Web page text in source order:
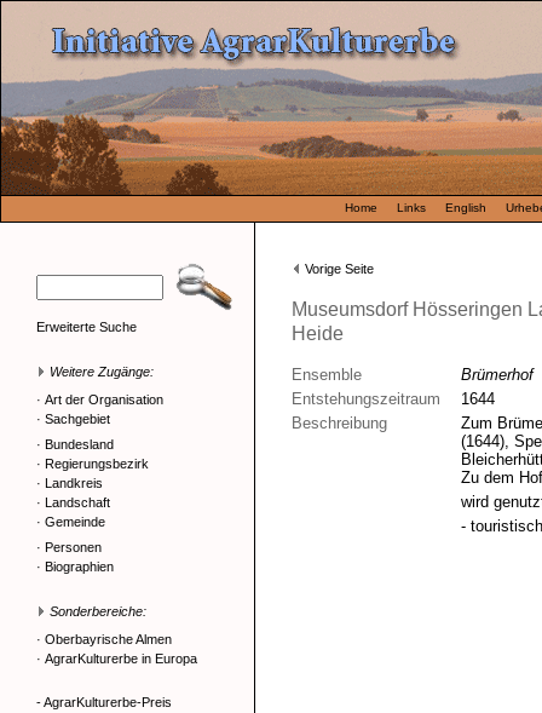
Home Links English
Erweiterte Suche
Weitere Zugänge:
· Art der Organisation
· Sachgebiet
· Bundesland
· Regierungsbezirk
· Landkreis
· Landschaft
· Gemeinde
· Personen
· Biographien
Sonderbereiche:
· Oberbayrische Almen
· AgrarKulturerbe in Europa
- AgrarKulturerbe-Preis
Vorige Seite
Museumsdorf Hösseringen
Heide
Ensemble
Brümerhof
Entstehungszeitraum
1644
Beschreibung
Zum
(1644),
Zu dem
wird
-